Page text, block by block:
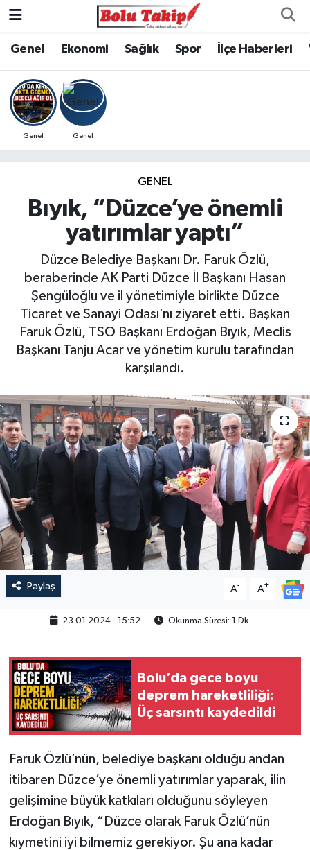
Genel Ekonomi Sağlık Spor İlçe Haberleri
Genel Genel
GENEL
Bıyık, “Düzce’ye önemli
yatırımlar yaptı”
Düzce Belediye Başkanı Dr. Faruk Özlü,
beraberinde AK Parti Düzce İl Başkanı Hasan
Şengüloğlu ve il yönetimiyle birlikte Düzce
Ticaret ve Sanayi Odası’nı ziyaret etti. Başkan
Faruk Özlü, TSO Başkanı Erdoğan Bıyık, Meclis
Başkanı Tanju Acar ve yönetim kurulu tarafından
karşılandı.
Paylaş A- A+
23.01.2024 - 15:52 Okunma Süresi: 1 Dk
Bolu’da gece boyu
deprem hareketliliği:
Üç sarsıntı kaydedildi
Faruk Özlü’nün, belediye başkanı olduğu andan
itibaren Düzce’ye önemli yatırımlar yaparak, ilin
gelişimine büyük katkıları olduğunu söyleyen
Erdoğan Bıyık, “Düzce olarak Faruk Özlü’nün
kıymetini iyi bilmemiz gerekiyor. Şu ana kadar